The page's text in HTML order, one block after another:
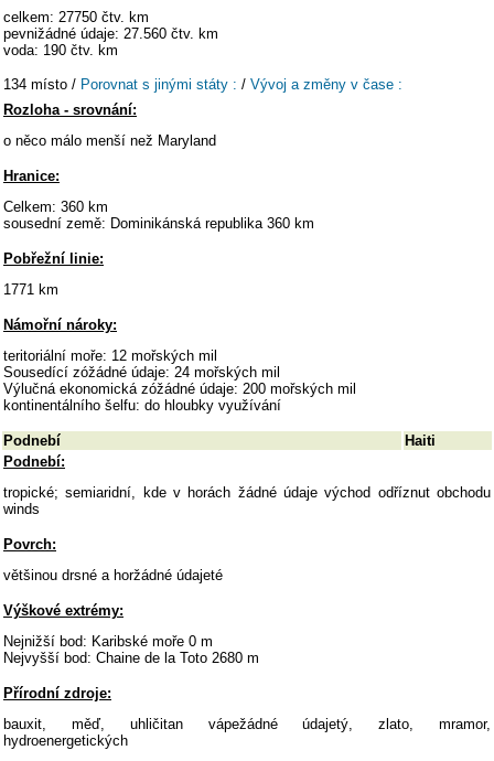
celkem: 27750 čtv. km
pevnižádné údaje: 27.560 čtv. km
voda: 190 čtv. km
134 místo / Porovnat s jinými státy : / Vývoj a změny v čase :
Rozloha - srovnání:
o něco málo menší než Maryland
Hranice:
Celkem: 360 km
sousední země: Dominikánská republika 360 km
Pobřežní linie:
1771 km
Námořní nároky:
teritoriální moře: 12 mořských mil
Sousedící zóžádné údaje: 24 mořských mil
Výlučná ekonomická zóžádné údaje: 200 mořských mil
kontinentálního šelfu: do hloubky využívání
Podnebí
Haiti
Podnebí:
tropické; semiaridní, kde v horách žádné údaje východ odříznut obchodu
winds
Povrch:
většinou drsné a horžádné údajeté
Výškové extrémy:
Nejnižší bod: Karibské moře 0 m
Nejvyšší bod: Chaine de la Toto 2680 m
Přírodní zdroje:
bauxit, měď, uhličitan vápežádné údajetý, zlato, mramor,
hydroenergetických